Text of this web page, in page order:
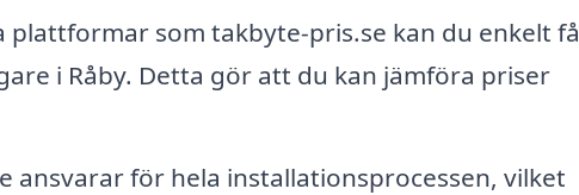
plattformar som takbyte-pris.se kan du enkelt få
i Råby. Detta gör att du kan jämföra priser
ansvarar för hela installationsprocessen, vilket